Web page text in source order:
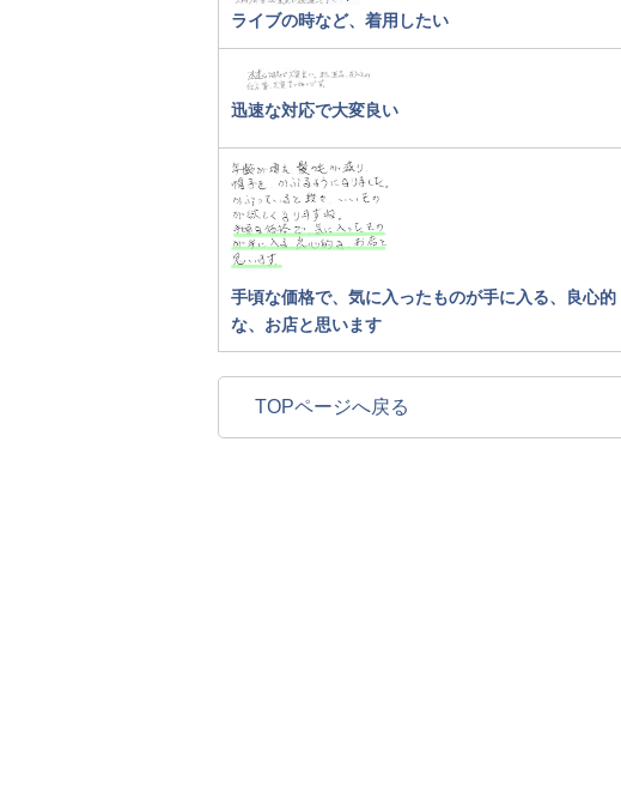
ライブの時など、着用したい
迅速な対応で大変良い
手頃な価格で、気に入ったものが手に入る、良心的
な、お店と思います
TOPページへ戻る